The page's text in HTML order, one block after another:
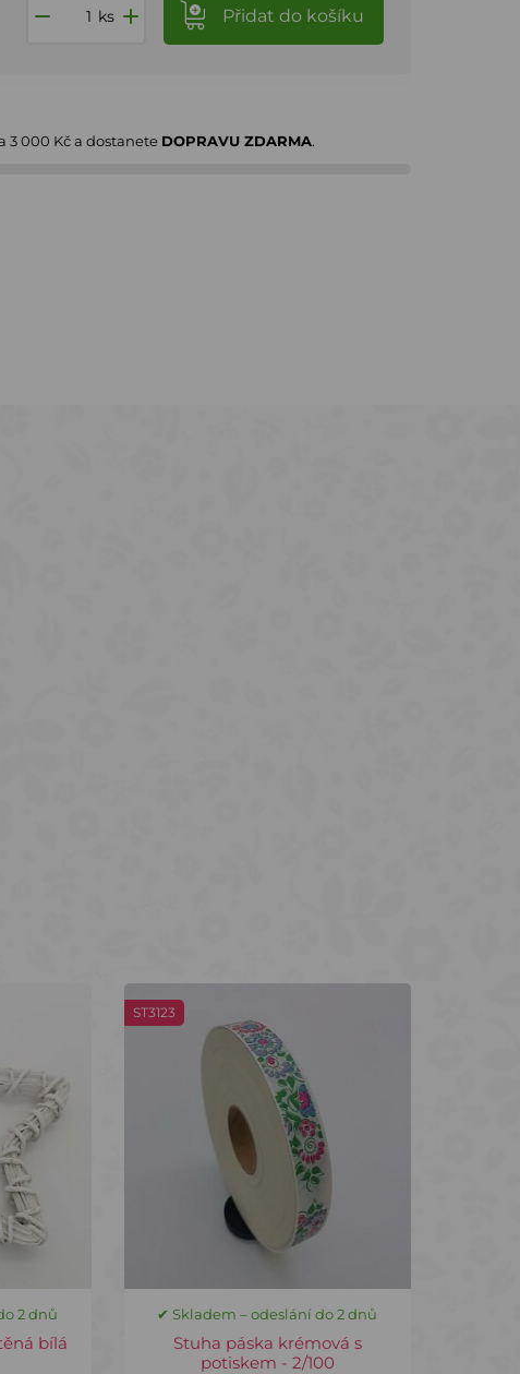
ks Přidat do košíku
3 000 Kča dostanete DOPRAVU ZDARMA.
2 dnů
bílá
ST3123
✔ Skladem – odeslání do 2 dnů
Stuha páska krémová s
potiskem - 2/100